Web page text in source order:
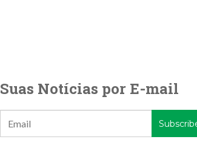
Suas Notícias por E-mail